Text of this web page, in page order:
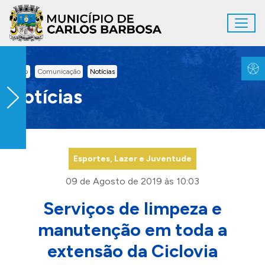
Ir para conteúdo principal
Inicio Comunicação Notícias
Notícias
Esportes, Lazer e Juventude
09 de Agosto de 2019 às 10:03
Serviços de limpeza e
manutenção em toda a
extensão da Ciclovia